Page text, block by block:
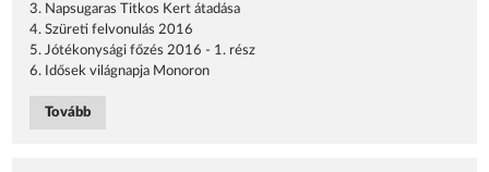
3. Napsugaras Titkos Kert átadása
4. Szüreti felvonulás 2016
5. Jótékonysági főzés 2016 - 1. rész
6. Idősek világnapja Monoron
Tovább